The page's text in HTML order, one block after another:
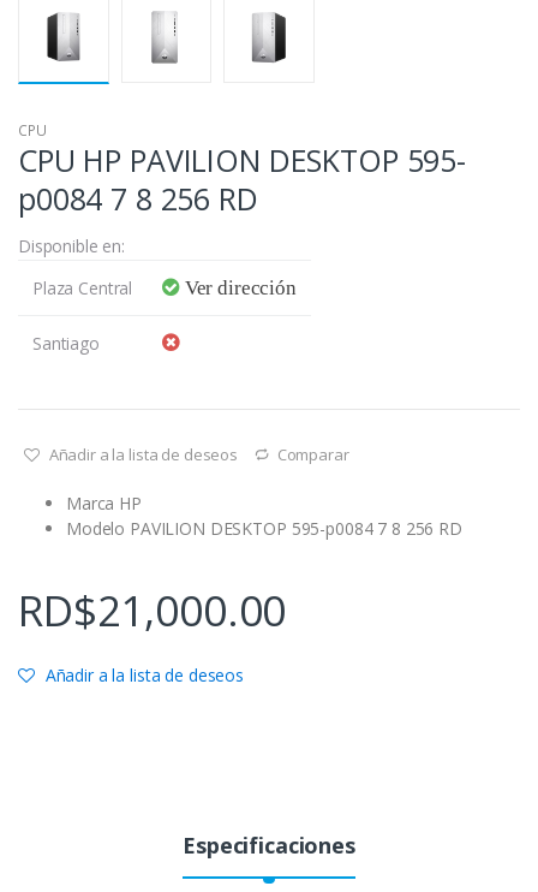
CPU
CPU HP PAVILION DESKTOP 595-
p0084 7 8 256 RD
Disponible en:
Plaza Central
Ver dirección
Santiago
Añadir a la lista de deseos Comparar
Marca HP
Modelo PAVILION DESKTOP 595-p0084 7 8 256 RD
RD$21,000.00
Añadir a la lista de deseos
Especificaciones